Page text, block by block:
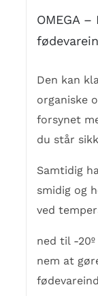
OMEGA
Den kan
organiske
forsynet
du står
Samtidig
smidig og
ved
ned til -
nem at